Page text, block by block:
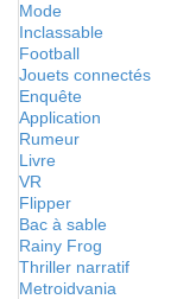
Mode
Inclassable
Football
Jouets connectés
Enquête
Application
Rumeur
Livre
VR
Flipper
Bac à sable
Rainy Frog
Thriller narratif
Metroidvania